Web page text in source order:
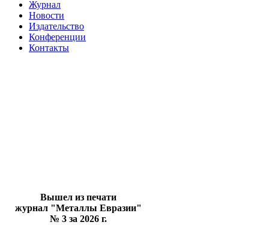
Журнал
Новости
Издательство
Конференции
Контакты
Вышел из печати
журнал "Металлы Евразии"
№ 3 за 2026 г.